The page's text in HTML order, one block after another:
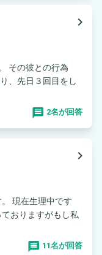
navigate_next
その彼との行為
、先日３回目をし
2名が回答
navigate_next
現在生理中です
おりますがもし私
11名が回答